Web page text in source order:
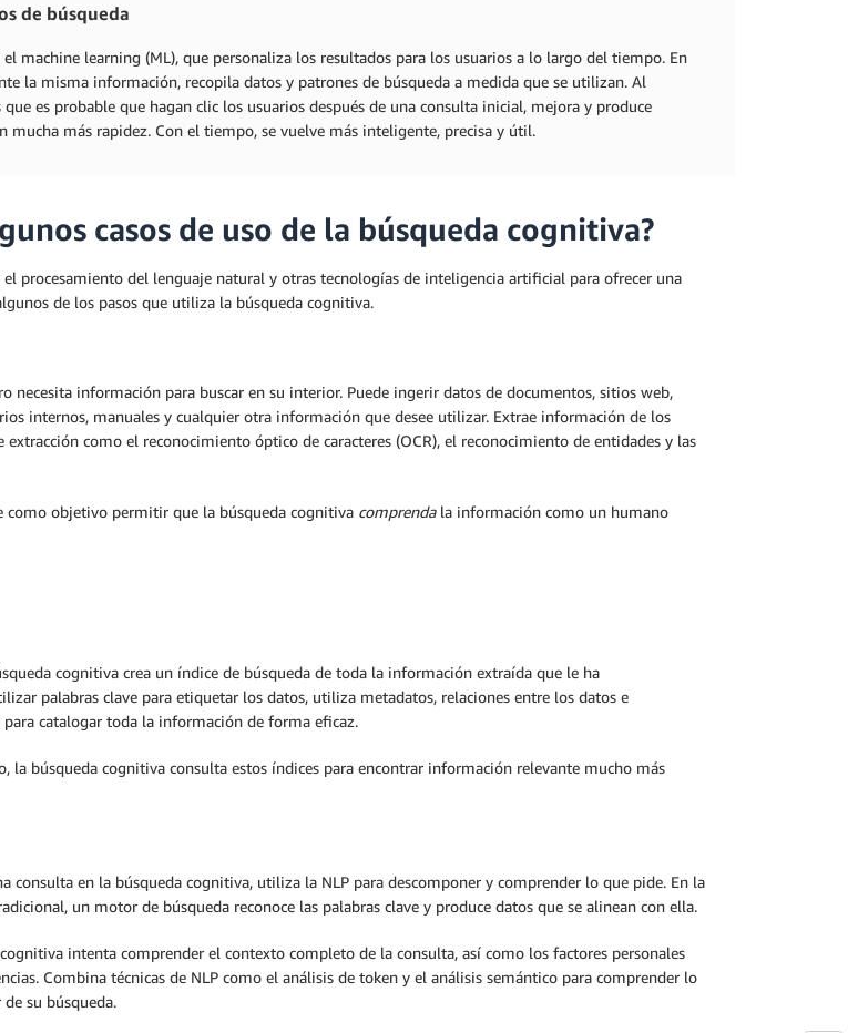
de búsqueda
machine learning (ML), que personaliza los resultados para los usuarios a lo largo del tiempo. En
la misma información, recopila datos y patrones de búsqueda a medida que se utilizan. Al
es probable que hagan clic los usuarios después de una consulta inicial, mejora y produce
mucha más rapidez. Con el tiempo, se vuelve más inteligente, precisa y útil.
casos de uso de la búsqueda cognitiva?
procesamiento del lenguaje natural y otras tecnologías de inteligencia artificial para ofrecer una
de los pasos que utiliza la búsqueda cognitiva.
necesita información para buscar en su interior. Puede ingerir datos de documentos, sitios web,
internos, manuales y cualquier otra información que desee utilizar. Extrae información de los
extracción como el reconocimiento óptico de caracteres (OCR), el reconocimiento de entidades y las
como objetivo permitir que la búsqueda cognitiva comprendala información como un humano
cognitiva crea un índice de búsqueda de toda la información extraída que le ha
palabras clave para etiquetar los datos, utiliza metadatos, relaciones entre los datos e
catalogar toda la información de forma eficaz.
la búsqueda cognitiva consulta estos índices para encontrar información relevante mucho más
consulta en la búsqueda cognitiva, utiliza la NLP para descomponer y comprender lo que pide. En la
un motor de búsqueda reconoce las palabras clave y produce datos que se alinean con ella.
intenta comprender el contexto completo de la consulta, así como los factores personales
Combina técnicas de NLP como el análisis de token y el análisis semántico para comprender lo
su búsqueda.